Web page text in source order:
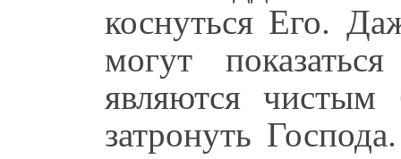
коснуться Его.
могут
являются
затронуть